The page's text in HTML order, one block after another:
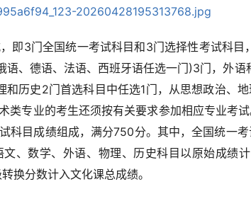
即3门全国统一考试科目和3门选择性考试科目
语、德语、法语、西班牙语任选一门)3门，外语
和历史2门首选科目中任选1门，从思想政治、
类专业的考生还须按有关要求参加相应专业考
科目成绩组成，满分750分。其中，全国统一考
、数学、外语、物理、历史科目以原始成绩
换分数计入文化课总成绩。